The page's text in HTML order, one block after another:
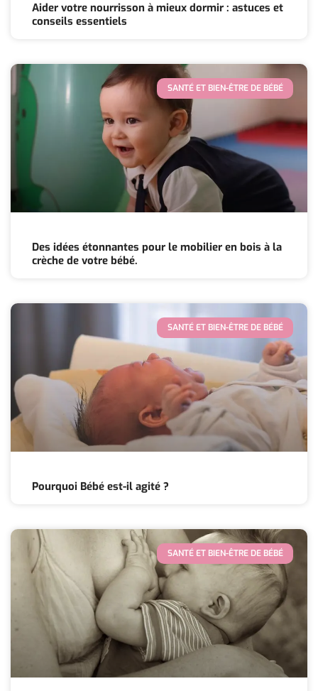
Aider votre nourrisson à mieux dormir : astuces et
conseils essentiels
SANTÉ ET BIEN-ÊTRE DE BÉBÉ
Des idées étonnantes pour le mobilier en bois à la
crèche de votre bébé.
SANTÉ ET BIEN-ÊTRE DE BÉBÉ
Pourquoi Bébé est-il agité ?
SANTÉ ET BIEN-ÊTRE DE BÉBÉ